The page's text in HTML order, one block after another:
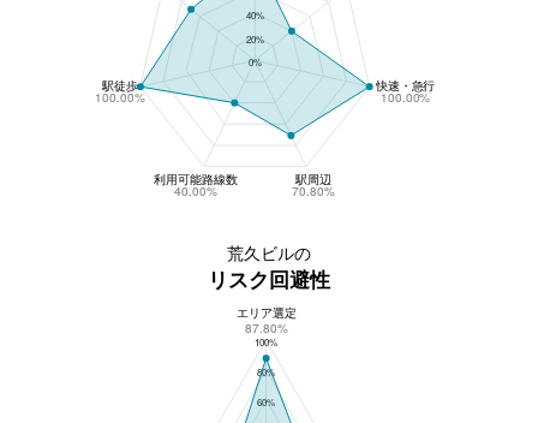
40%
20%
0%
駅徒歩
100.00%
利用可能路線数
40.00%
駅周辺
70.80%
快速・急行
100.00%
荒久ビルの
リスク回避性
荒久ビルのリスク回避性
100%
80%
60%
エリア選定
87.80%